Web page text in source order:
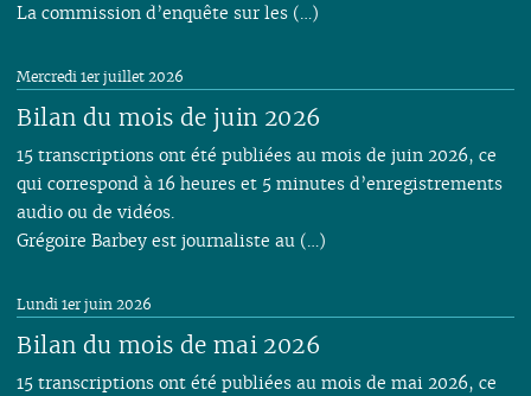
La commission d’enquête sur les (…)
Bilan du mois de juin 2026
Mercredi 1er juillet 2026
15 transcriptions ont été publiées au mois de juin 2026, ce
qui correspond à 16 heures et 5 minutes d’enregistrements
audio ou de vidéos.
Grégoire Barbey est journaliste au (…)
Bilan du mois de mai 2026
Lundi 1er juin 2026
15 transcriptions ont été publiées au mois de mai 2026, ce